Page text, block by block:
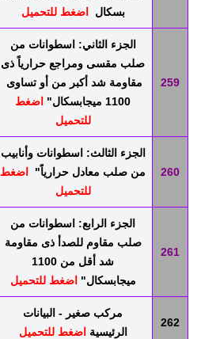
بسكال
اضغط للتحميل
259
الجزء الثاني: اسطوانات من
صلب مقسى ومراجع حرارياً ذى
مقاومة شد أكبر من أو تساوى
1100 ميجابسكال"
اضغط
للتحميل
260
الجزء الثالث: اسطوانات وأنابيب
من صلب معادل حرارياً"
اضغط
للتحميل
261
الجزء الرابع: اسطوانات من
صلب مقاوم للصدأ ذى مقاومة
شد أقل من 1100
ميجابسكال" اضغط للتحميل
262
مركب صغير - البيانات
الرئيسية اضغط للتحميل